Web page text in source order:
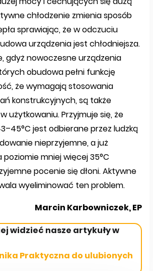
chłodzenie zmienia sposób
sprawiając, że w odczuciu
urządzenia jest chłodniejsza.
gdyż nowoczesne urządzenia
obudowa pełni funkcję
że wymagają stosowania
konstrukcyjnych, są także
użytkowaniu. Przyjmuje się, że
jest odbierane przez ludzką
nieprzyjemne, a już
mniej więcej 35°C
pocenie się dłoni. Aktywne
wyeliminować ten problem.
Marcin Karbowniczek, EP
widzieć nasze artykuły w
Praktyczna do ulubionych